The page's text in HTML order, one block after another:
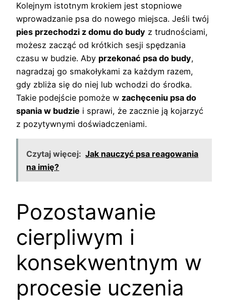
Kolejnym istotnym krokiem jest stopniowe
wprowadzanie psa do nowego miejsca. Jeśli twój
pies przechodzi z domu do budy z trudnościami,
możesz zacząć od krótkich sesji spędzania
czasu w budzie. Aby przekonać psa do budy,
nagradzaj go smakołykami za każdym razem,
gdy zbliża się do niej lub wchodzi do środka.
Takie podejście pomoże w zachęceniu psa do
spania w budzie i sprawi, że zacznie ją kojarzyć
z pozytywnymi doświadczeniami.
Czytaj więcej: Jak nauczyć psa reagowania
na imię?
Pozostawanie
cierpliwym i
konsekwentnym w
procesie uczenia